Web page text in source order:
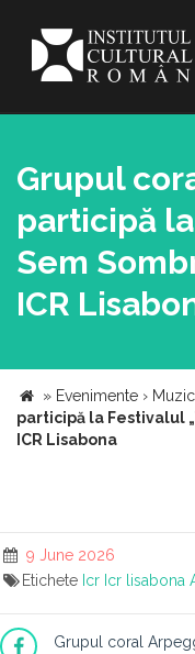
Grupul
participă
Sem
ICR
» Evenimente ›
participă la Festivalul
ICR Lisabona
9 June 2026
Etichete Icr Icr lisabona
Grupul coral